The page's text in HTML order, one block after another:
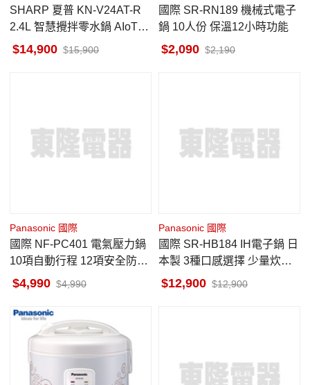
SHARP 夏普 KN-V24AT-R
2.4L 智慧攪拌零水鍋 AIoT雲
端連線 LED螢幕
14,900 15,900
國際 SR-RN189 機械式電子
鍋 10人份 保溫12小時功能
2,090 2,190
Panasonic 國際
國際 NF-PC401 電氣壓力鍋
10項自動行程 12項安全防護
4L4,990 4,990
Panasonic 國際
國際 SR-HB184 IH電子鍋 日
本製 3種口感選擇 少量炊煮
(一杯米) 10人份
12,900 12,900